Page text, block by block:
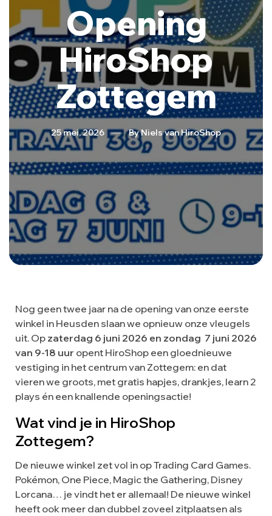
Opening
HiroShop
Zottegem
25 mei, 2026 ByNiels van HiroShop
Nog geen twee jaar na de opening van onze eerste
winkel in Heusden slaan we opnieuw onze vleugels
uit. Op zaterdag 6 juni 2026 en zondag 7 juni 2026
van 9-18 uur opent HiroShop een gloednieuwe
vestiging in het centrum van Zottegem: en dat
vieren we groots, met gratis hapjes, drankjes, learn 2
plays én een knallende openingsactie!
Wat vind je in HiroShop
Zottegem?
De nieuwe winkel zet vol in op Trading Card Games.
Pokémon, One Piece, Magic the Gathering, Disney
Lorcana… je vindt het er allemaal! De nieuwe winkel
heeft ook meer dan dubbel zoveel zitplaatsen als